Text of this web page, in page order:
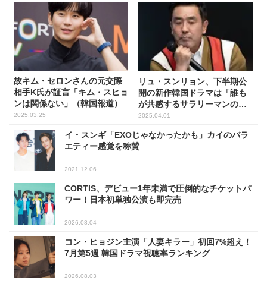
故キム・セロンさんの元交際
相手K氏が証言「キム・スヒョ
ンは関係ない」（韓国報道）
2025.03.25
リュ・スンリョン、下半期公
開の新作韓国ドラマは「誰も
が共感するサラリーマンの哀
歓劇」
2025.04.01
イ・スンギ「EXOじゃなかったかも」カイのバラ
エティー感覚を称賛
2021.12.06
CORTIS、デビュー1年未満で圧倒的なチケットパ
ワー！日本初単独公演も即完売
2026.08.04
コン・ヒョジン主演「人妻キラー」初回7%超え！
7月第5週 韓国ドラマ視聴率ランキング
2026.08.03